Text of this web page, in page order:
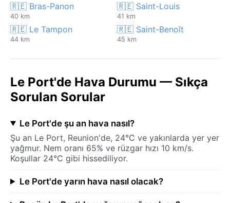
🇷🇪 Bras-Panon
40 km
🇷🇪 Saint-Louis
41 km
🇷🇪 Le Tampon
44 km
🇷🇪 Saint-Benoît
45 km
Le Port'de Hava Durumu — Sıkça
Sorulan Sorular
Le Port'de şu an hava nasıl?
Şu an Le Port, Reunion'de, 24°C ve yakınlarda yer yer
yağmur. Nem oranı 65% ve rüzgar hızı 10 km/s.
Koşullar 24°C gibi hissediliyor.
Le Port'de yarın hava nasıl olacak?